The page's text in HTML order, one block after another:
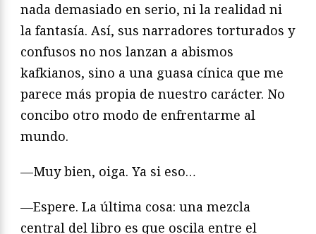
nada demasiado en serio, ni la realidad ni
la fantasía. Así, sus narradores torturados y
confusos no nos lanzan a abismos
kafkianos, sino a una guasa cínica que me
parece más propia de nuestro carácter. No
concibo otro modo de enfrentarme al
mundo.
—Muy bien, oiga. Ya si eso…
—Espere. La última cosa: una mezcla
central del libro es que oscila entre el